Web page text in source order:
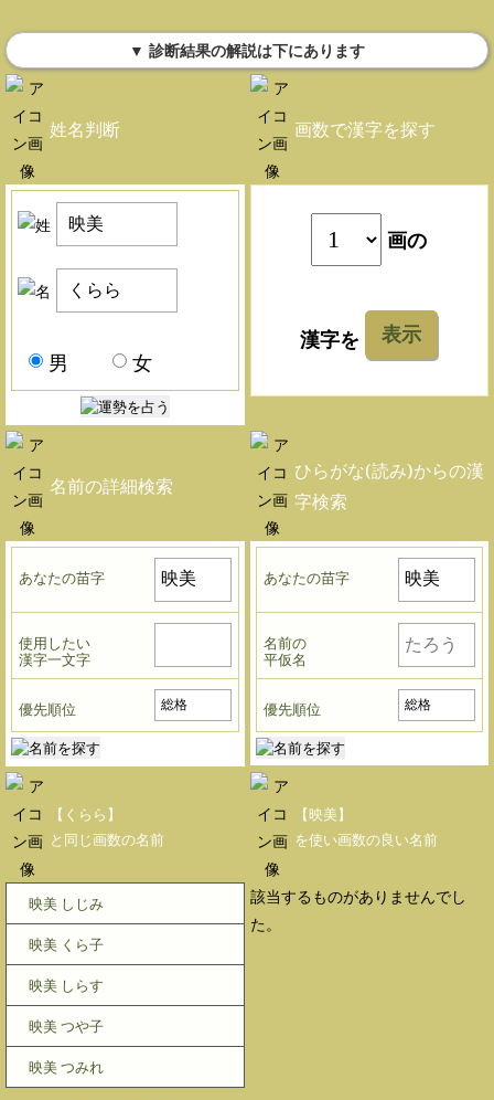
▼ 診断結果の解説は下にあります
姓名判断
男 女
画数で漢字を探す
画の
漢字を 表示
名前の詳細検索
あなたの苗字
使用したい
漢字一文字
優先順位
ひらがな(読み)からの漢
字検索
あなたの苗字
名前の
平仮名
優先順位
【くらら】
と同じ画数の名前
映美 しじみ
映美 くら子
映美 しらす
映美 つや子
映美 つみれ
【映美】
を使い画数の良い名前
該当するものがありませんでし
た。